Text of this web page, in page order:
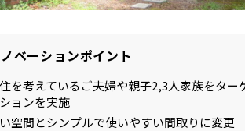
ベーションポイント
を考えているご夫婦や親子2,3人家族をター
ョンを実施
空間とシンプルで使いやすい間取りに変更